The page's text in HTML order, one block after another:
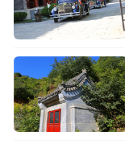
行。山首东望，
叠翠，青山碧水
园山脉为正势龙
形回首势。更多